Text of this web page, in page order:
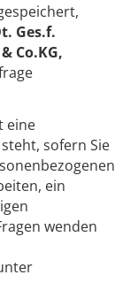
Ges.f.
Co.KG,
eine
sofern Sie
ein
wenden